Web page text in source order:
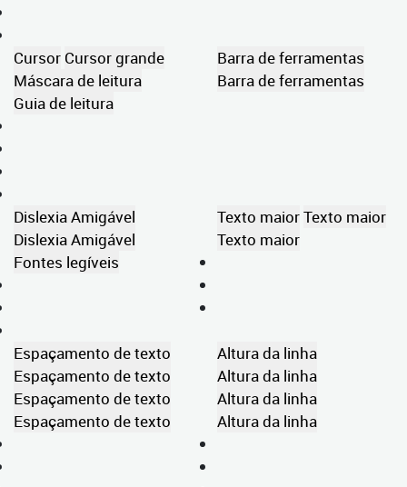
Cursor Cursor grande
Máscara de leitura
Guia de leitura
Barra de ferramentas
Barra de ferramentas
Dislexia Amigável
Dislexia Amigável
Fontes legíveis
Texto maiorTexto maior
Texto maior
Espaçamento de texto
Espaçamento de texto
Espaçamento de texto
Espaçamento de texto
Altura da linha
Altura da linha
Altura da linha
Altura da linha